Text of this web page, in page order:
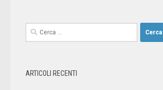
ARTICOLI RECENTI